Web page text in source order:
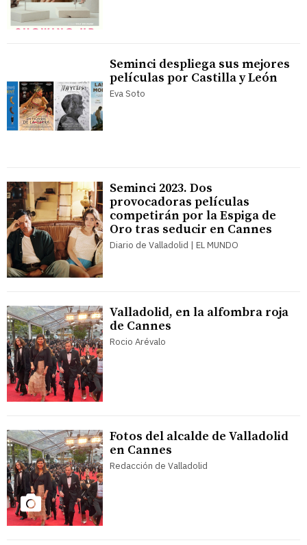
Seminci despliega sus mejores
películas por Castilla y León
Eva Soto
Seminci 2023. Dos
provocadoras películas
competirán por la Espiga de
Oro tras seducir en Cannes
Diario de Valladolid | EL MUNDO
Valladolid, en la alfombra roja
de Cannes
Rocio Arévalo
Fotos del alcalde de Valladolid
en Cannes
Redacción de Valladolid